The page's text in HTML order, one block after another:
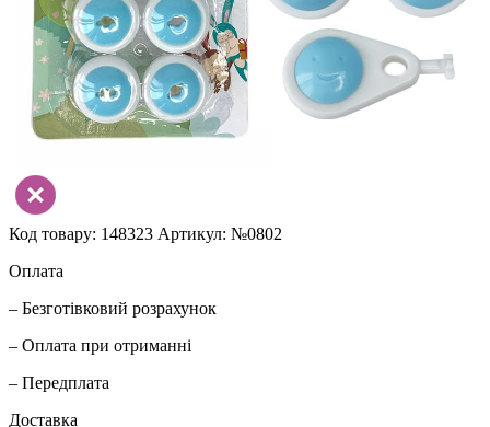
Код товару: 148323 Артикул: №0802
Оплата
– Безготівковий розрахунок
– Оплата при отриманні
– Передплата
Доставка